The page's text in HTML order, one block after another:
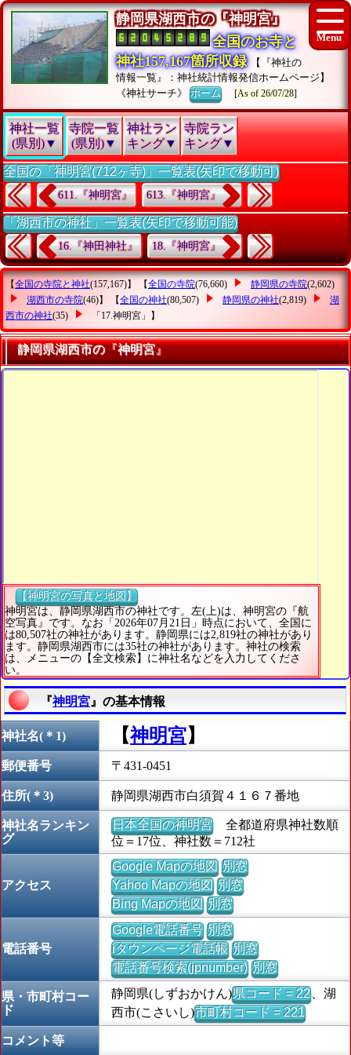
静岡県湖西市の『神明宮』
全国のお寺と
神社157,167箇所収録
【『神社の
情報一覧』：神社統計情報発信ホームページ】
《神社サーチ》ホーム [As of 26/07/28]
神社一覧
(県別)▼
寺院一覧
(県別)▼
神社ラン
キング▼
寺院ラン
キング▼
全国の「神明宮(712ヶ寺)」一覧表(矢印で移動可)
611.『神明宮』 613.『神明宮』
「湖西市の神社」一覧表(矢印で移動可能)
16.『神田神社』 18.『神明宮』
【全国の寺院と神社(157,167)】 【全国の寺院(76,660) 静岡県の寺院(2,602)
湖西市の寺院(46)】 【全国の神社(80,507) 静岡県の神社(2,819)
湖
西市の神社(35) 「17.神明宮」 】
静岡県湖西市の『神明宮』
【神明宮の写真と地図】
神明宮は、静岡県湖西市の神社です。左(上)は、神明宮の『航
空写真』です。なお「2026年07月21日」時点において、全国に
は80,507社の神社があります。静岡県には2,819社の神社があり
ます。静岡県湖西市には35社の神社があります。神社の検索
は、メニューの【全文検索】に神社名などを入力してくださ
い。
『神明宮 』の基本情報
神社名(＊1) 【神明宮】
郵便番号 〒431-0451
住所(＊3) 静岡県湖西市白須賀４１６７番地
神社名ランキン
グ
日本全国の神明宮全都道府県神社数順
位＝17位、神社数＝712社
アクセス
Google Mapの地図 別窓
Yahoo Mapの地図 別窓
Bing Mapの地図 別窓
電話番号
Google電話番号 別窓
iタウンページ電話帳 別窓
電話番号検索(jpnumber) 別窓
県・市町村コー
ド
静岡県(しずおかけん)県コード = 22、湖
西市(こさいし)市町村コード = 221
コメント等